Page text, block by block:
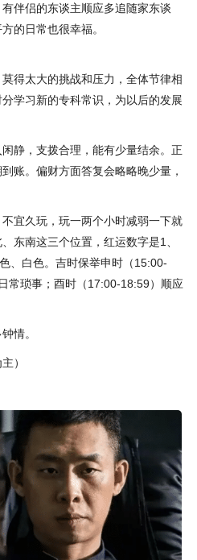
伴侣的东谈主顺应多追随家东谈
的日常也很幸福。
得太大的挑战和压力，全体节律相
学习新的专科常识，为以后的发展
静，支拨合理，能有少量结余。正
账。偏财方面答复会略略晚少量，
宜久玩，玩一两个小时减弱一下就
东南这三个位置，红运数字是1、
、白色。吉时保举申时（15:00-
常琐事；酉时（17:00-18:59）顺应
情。
）